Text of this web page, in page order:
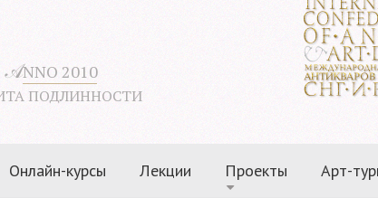
𝒜NNO 2010
ПОДЛИННОСТИ
Онлайн-курсы Лекции Проекты Арт-